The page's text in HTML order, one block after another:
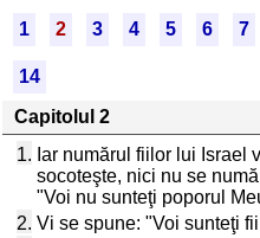
1 2 3 4 5 6 7
14
Capitolul 2
1. Iar numărul fiilor lui Israel
socoteşte, nici nu se
"Voi nu sunteţi poporul
2. Vi se spune: "Voi sunteţi